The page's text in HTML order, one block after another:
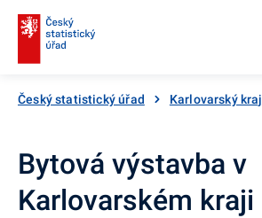
Český statistický úřad Karlovarský kraj
Bytová výstavba v
Karlovarském kraji